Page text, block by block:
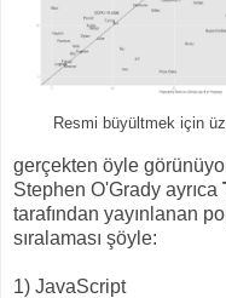
Resmi büyültmek için
gerçekten öyle
Stephen O'Grady ayrıca
tarafından yayınlanan
sıralaması şöyle:
1) JavaScript